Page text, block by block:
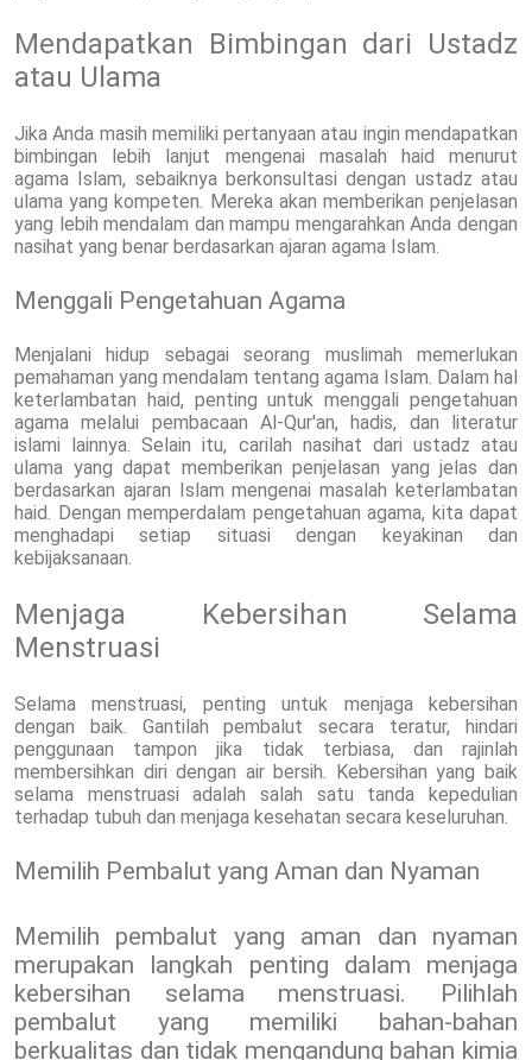
Mendapatkan Bimbingan dari Ustadz
atau Ulama
Jika Anda masih memiliki pertanyaan atau ingin mendapatkan
bimbingan lebih lanjut mengenai masalah haid menurut
agama Islam, sebaiknya berkonsultasi dengan ustadz atau
ulama yang kompeten. Mereka akan memberikan penjelasan
yang lebih mendalam dan mampu mengarahkan Anda dengan
nasihat yang benar berdasarkan ajaran agama Islam.
Menggali Pengetahuan Agama
Menjalani hidup sebagai seorang muslimah memerlukan
pemahaman yang mendalam tentang agama Islam. Dalam hal
keterlambatan haid, penting untuk menggali pengetahuan
agama melalui pembacaan Al-Qur'an, hadis, dan literatur
islami lainnya. Selain itu, carilah nasihat dari ustadz atau
ulama yang dapat memberikan penjelasan yang jelas dan
berdasarkan ajaran Islam mengenai masalah keterlambatan
haid. Dengan memperdalam pengetahuan agama, kita dapat
menghadapi setiap situasi dengan keyakinan dan
kebijaksanaan.
Menjaga Kebersihan Selama
Menstruasi
Selama menstruasi, penting untuk menjaga kebersihan
dengan baik. Gantilah pembalut secara teratur, hindari
penggunaan tampon jika tidak terbiasa, dan rajinlah
membersihkan diri dengan air bersih. Kebersihan yang baik
selama menstruasi adalah salah satu tanda kepedulian
terhadap tubuh dan menjaga kesehatan secara keseluruhan.
Memilih Pembalut yang Aman dan Nyaman
Memilih pembalut yang aman dan nyaman
merupakan langkah penting dalam menjaga
kebersihan selama menstruasi. Pilihlah
pembalut yang memiliki bahan-bahan
berkualitas dan tidak mengandung bahan kimia